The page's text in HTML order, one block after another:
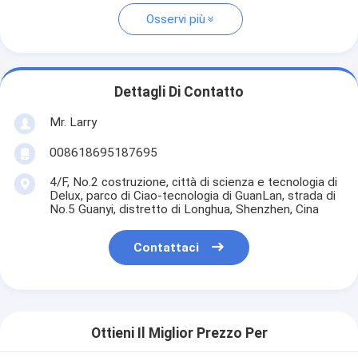
Osservi più
Dettagli Di Contatto
Mr. Larry
008618695187695
4/F, No.2 costruzione, città di scienza e tecnologia di
Delux, parco di Ciao-tecnologia di GuanLan, strada di
No.5 Guanyi, distretto di Longhua, Shenzhen, Cina
Contattaci
Ottieni Il Miglior Prezzo Per